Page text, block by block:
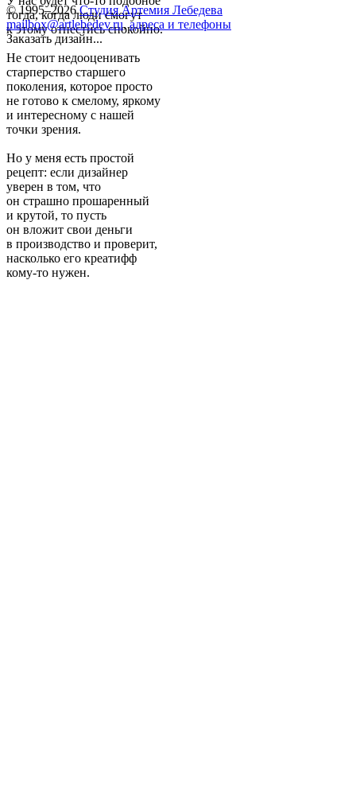
тогда, когда люди смогут
к этому отнестись спокойно.
Не стоит недооценивать
старперство старшего
поколения, которое просто
не готово к смелому, яркому
и интересному с нашей
точки зрения.
Но у меня есть простой
рецепт: если дизайнер
уверен в том, что
он страшно прошаренный
и крутой, то пусть
он вложит свои деньги
в производство и проверит,
насколько его креатифф
кому-то нужен.
© 1995–2026 Студия Артемия Лебедева
mailbox@artlebedev.ru, адреса и телефоны
Заказать дизайн...